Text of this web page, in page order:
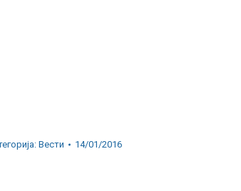
Вести 14/01/2016